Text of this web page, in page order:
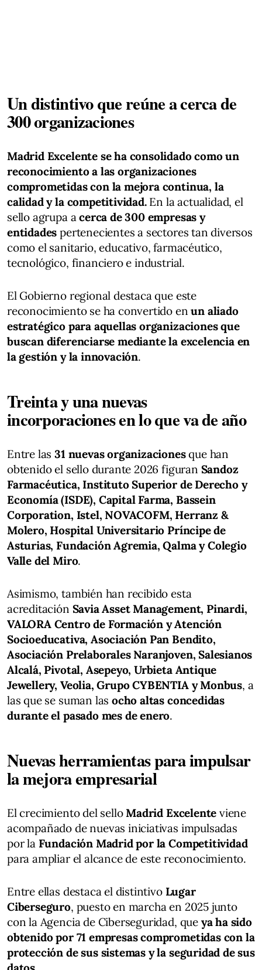
Un distintivo que reúne a cerca de
300 organizaciones
Madrid Excelente se ha consolidado como un
reconocimiento a las organizaciones
comprometidas con la mejora continua, la
calidad y la competitividad.En la actualidad, el
sello agrupa acerca de 300 empresas y
entidades pertenecientes a sectores tan diversos
como el sanitario, educativo, farmacéutico,
tecnológico, financiero e industrial.
El Gobierno regional destaca que este
reconocimiento se ha convertido enun aliado
estratégico para aquellas organizaciones que
buscan diferenciarse mediante la excelencia en
la gestión y la innovación.
Treinta y una nuevas
incorporaciones en lo que va de año
Entre las31 nuevas organizacionesque han
obtenido el sello durante 2026 figuran Sandoz
Farmacéutica, Instituto Superior de Derecho y
Economía (ISDE), Capital Farma, Bassein
Corporation, Istel, NOVACOFM, Herranz &
Molero, Hospital Universitario Príncipe de
Asturias, Fundación Agremia, Qalma y Colegio
Valle del Miro.
Asimismo, también han recibido esta
acreditación Savia Asset Management, Pinardi,
VALORA Centro de Formación y Atención
Socioeducativa, Asociación Pan Bendito,
Asociación Prelaborales Naranjoven, Salesianos
Alcalá, Pivotal, Asepeyo, Urbieta Antique
Jewellery, Veolia, Grupo CYBENTIA y Monbus, a
las que se suman lasocho altas concedidas
durante el pasado mes de enero.
Nuevas herramientas para impulsar
la mejora empresarial
El crecimiento del selloMadrid Excelente viene
acompañado de nuevas iniciativas impulsadas
por la Fundación Madrid por la Competitividad
para ampliar el alcance de este reconocimiento.
Entre ellas destaca el distintivo Lugar
Ciberseguro, puesto en marcha en 2025 junto
con la Agencia de Ciberseguridad, que ya ha sido
obtenido por 71 empresas comprometidas con la
protección de sus sistemas y la seguridad de sus